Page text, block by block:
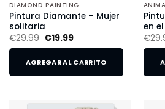
DIAMOND PAINTING
Pintura Diamante – Mujer
solitaria
€29.99 €19.99
AGREGAR AL CARRITO
en
€